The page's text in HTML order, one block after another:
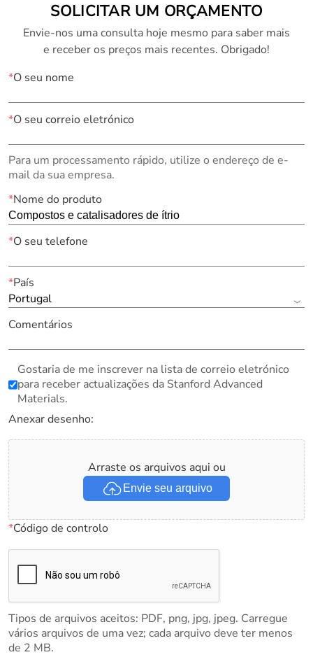
SOLICITAR UM ORÇAMENTO
Envie-nos uma consulta hoje mesmo para saber mais
e receber os preços mais recentes. Obrigado!
*O seu nome
*O seu correio eletrónico
Para um processamento rápido, utilize o endereço de e-
mail da sua empresa.
*Nome do produto
*O seu telefone
*País
Portugal
Comentários
Gostaria de me inscrever na lista de correio eletrónico
para receber actualizações da Stanford Advanced
Materials.
Anexar desenho:
Arraste os arquivos aqui ou
Envie seu arquivo
*Código de controlo
Tipos de arquivos aceitos: PDF, png, jpg, jpeg. Carregue
vários arquivos de uma vez; cada arquivo deve ter menos
de 2 MB.